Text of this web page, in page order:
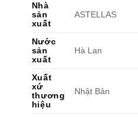
Nhà
sản
xuất
ASTELLAS
Nước
sản
xuất
Hà Lan
Xuất
xứ
thương
hiệu
Nhật Bản